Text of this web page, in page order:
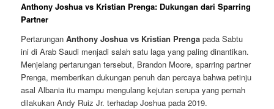
Anthony Joshua vs Kristian Prenga: Dukungan dari Sparring
Partner
PertarunganAnthony Joshua vs Kristian Prenga pada Sabtu
ini di Arab Saudi menjadi salah satu laga yang paling dinantikan.
Menjelang pertarungan tersebut, Brandon Moore, sparring partner
Prenga, memberikan dukungan penuh dan percaya bahwa petinju
asal Albania itu mampu mengulang kejutan serupa yang pernah
dilakukan Andy Ruiz Jr. terhadap Joshua pada 2019.